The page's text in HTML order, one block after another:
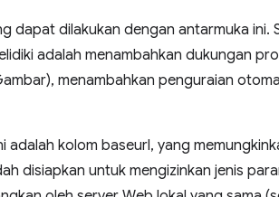
dapat dilakukan dengan antarmuka
adalah menambahkan dukungan
menambahkan penguraian
adalah kolom baseurl, yang
disiapkan untuk mengizinkan jenis